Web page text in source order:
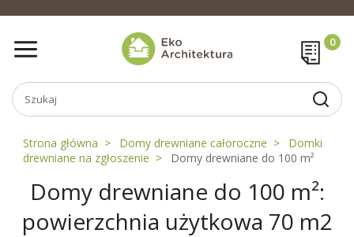
Strona główna Domy drewniane całoroczne
Domki
drewniane na zgłoszenie
Domy drewniane do 100 m²
Domy drewniane do 100 m²:
powierzchnia użytkowa 70 m2